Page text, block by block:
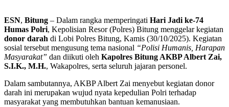
ESN, Bitung – Dalam rangka memperingati Hari Jadi ke-74
Humas Polri, Kepolisian Resor (Polres) Bitung menggelar kegiatan
donor darah di Lobi Polres Bitung, Kamis (30/10/2025). Kegiatan
sosial tersebut mengusung tema nasional “Polisi Humanis, Harapan
Masyarakat” dan diikuti oleh Kapolres Bitung AKBP Albert Zai,
S.I.K., M.H., Wakapolres, serta seluruh jajaran personel.
Dalam sambutannya, AKBP Albert Zai menyebut kegiatan donor
darah ini merupakan wujud nyata kepedulian Polri terhadap
masyarakat yang membutuhkan bantuan kemanusiaan.